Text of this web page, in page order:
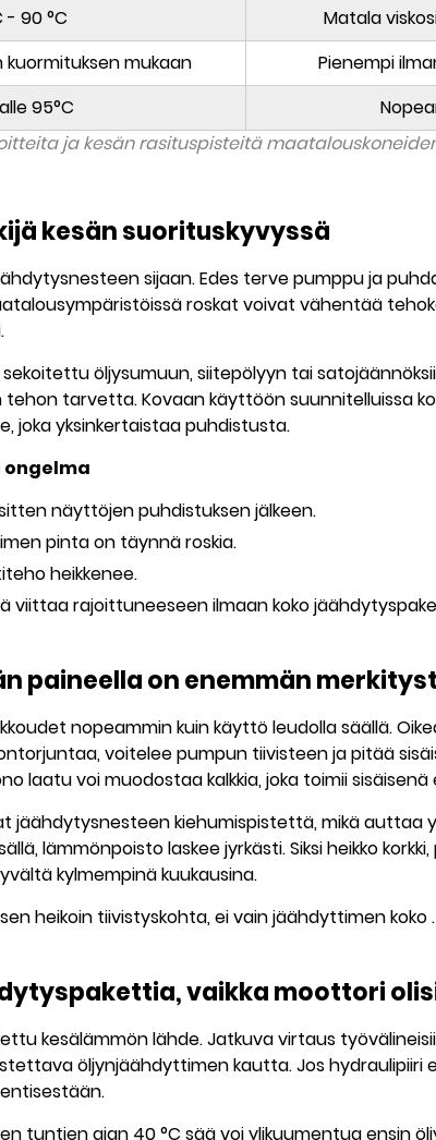
ja kesän rasituspisteitä
- 90 °C
Matala
mukaan
Pienempi
95°C
kesän suorituskyvyssä
sijaan. Edes terve pumppu ja
roskat voivat vähentää
öljysumuun, siitepölyyn tai
tarvetta. Kovaan käyttöön suunnitelluissa
yksinkertaistaa puhdistusta.
näyttöjen puhdistuksen jälkeen.
pinta on täynnä roskia.
heikkenee.
viittaa rajoittuneeseen ilmaan koko
paineella on enemmän
nopeammin kuin käyttö leudolla säällä.
voitelee pumpun tiivisteen ja pitää
laatu voi muodostaa kalkkia, joka toimii sisäisenä
jäähdytysnesteen kiehumispistettä, mikä
lämmönpoisto laskee jyrkästi. Siksi heikko
kylmempinä kuukausina.
heikoin tiivistyskohta, ei vain jäähdyttimen koko.
vaikka moottori
kesälämmön lähde. Jatkuva virtaus
öljynjäähdyttimen kautta. Jos hydraulipiiri
tuntien ajan 40 °C sää voi ylikuumentua ensin